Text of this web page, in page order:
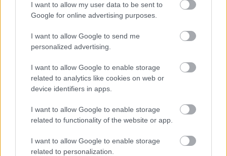
I want to allow my user data to be sent to
Google for online advertising purposes.
I want to allow Google to send me
personalized advertising.
I want to allow Google to enable storage
related to analytics like cookies on web or
device identifiers in apps.
I want to allow Google to enable storage
related to functionality of the website or app.
I want to allow Google to enable storage
related to personalization.
•2025. május 25.
Egy hétköznapi májusi másfél napot töltöttem a
Club Tihanyban, amely alapból egy vízparti 330